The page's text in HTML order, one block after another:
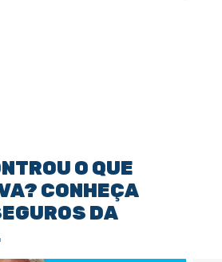
O QUE
CONHEÇA
DA